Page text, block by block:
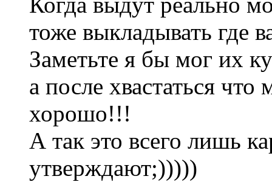
тоже выкладывать где
Заметьте я бы мог их
а после хвастаться
хорошо!!!
А так это всего лишь
утверждают;)))))